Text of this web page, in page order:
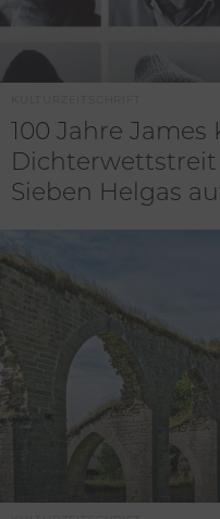
100 Jahre James
Sieben Helgas